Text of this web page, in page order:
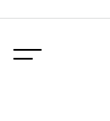
вмісту